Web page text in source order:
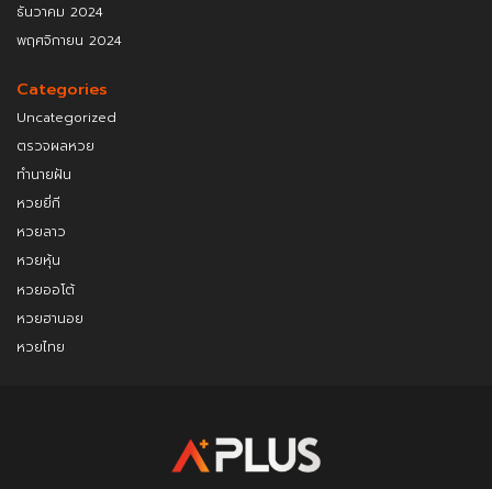
ธันวาคม 2024
พฤศจิกายน 2024
Categories
Uncategorized
ตรวจผลหวย
ทำนายฝัน
หวยยี่กี
หวยลาว
หวยหุ้น
หวยออโต้
หวยฮานอย
หวยไทย